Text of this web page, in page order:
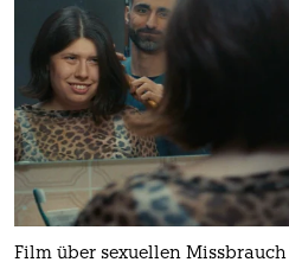
Film über sexuellen Missbrauch